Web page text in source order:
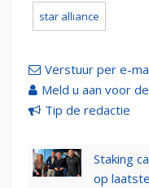
star alliance
Verstuur per e-
Meld u aan voor
Tip de redactie
Staking
op